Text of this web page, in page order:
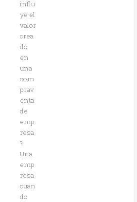
influ
ye el
valor
crea
do
en
una
com
prav
enta
de
emp
resa
?
Una
emp
resa
cuan
do